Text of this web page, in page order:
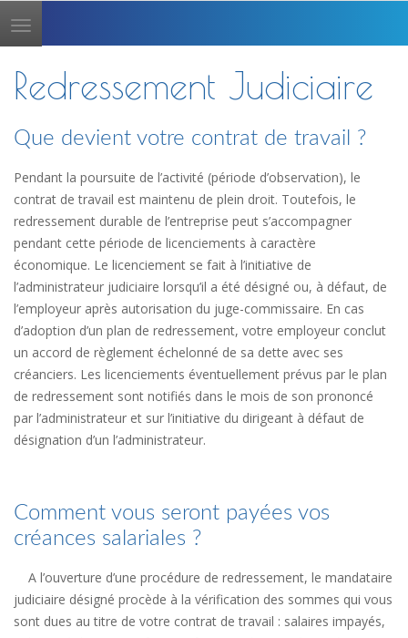
Toggle
navigation
Redressement Judiciaire
Que devient votre contrat de travail ?
Pendant la poursuite de l’activité (période d’observation), le
contrat de travail est maintenu de plein droit. Toutefois, le
redressement durable de l’entreprise peut s’accompagner
pendant cette période de licenciements à caractère
économique. Le licenciement se fait à l’initiative de
l’administrateur judiciaire lorsqu’il a été désigné ou, à défaut, de
l’employeur après autorisation du juge-commissaire. En cas
d’adoption d’un plan de redressement, votre employeur conclut
un accord de règlement échelonné de sa dette avec ses
créanciers. Les licenciements éventuellement prévus par le plan
de redressement sont notifiés dans le mois de son prononcé
par l’administrateur et sur l’initiative du dirigeant à défaut de
désignation d’un l’administrateur.
Comment vous seront payées vos
créances salariales ?
A l’ouverture d’une procédure de redressement, le mandataire
judiciaire désigné procède à la vérification des sommes qui vous
sont dues au titre de votre contrat de travail : salaires impayés,